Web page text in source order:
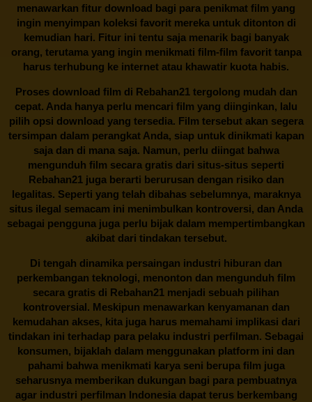
menawarkan fitur download bagi para penikmat film yang
ingin menyimpan koleksi favorit mereka untuk ditonton di
kemudian hari. Fitur ini tentu saja menarik bagi banyak
orang, terutama yang ingin menikmati film-film favorit tanpa
harus terhubung ke internet atau khawatir kuota habis.
Proses download film di Rebahan21tergolong mudah dan
cepat. Anda hanya perlu mencari film yang diinginkan, lalu
pilih opsi download yang tersedia. Film tersebut akan segera
tersimpan dalam perangkat Anda, siap untuk dinikmati kapan
saja dan di mana saja. Namun, perlu diingat bahwa
mengunduh film secara gratis dari situs-situs seperti
Rebahan21 juga berarti berurusan dengan risiko dan
legalitas. Seperti yang telah dibahas sebelumnya, maraknya
situs ilegal semacam ini menimbulkan kontroversi, dan Anda
sebagai pengguna juga perlu bijak dalam mempertimbangkan
akibat dari tindakan tersebut.
Di tengah dinamika persaingan industri hiburan dan
perkembangan teknologi, menonton dan mengunduh film
secara gratis di Rebahan21 menjadi sebuah pilihan
kontroversial. Meskipun menawarkan kenyamanan dan
kemudahan akses, kita juga harus memahami implikasi dari
tindakan ini terhadap para pelaku industri perfilman. Sebagai
konsumen, bijaklah dalam menggunakan platform ini dan
pahami bahwa menikmati karya seni berupa film juga
seharusnya memberikan dukungan bagi para pembuatnya
agar industri perfilman Indonesia dapat terus berkembang